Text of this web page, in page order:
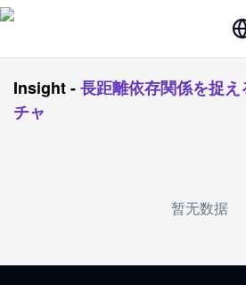
Insight-長距離依存関係を捉
チャ
暂无数据